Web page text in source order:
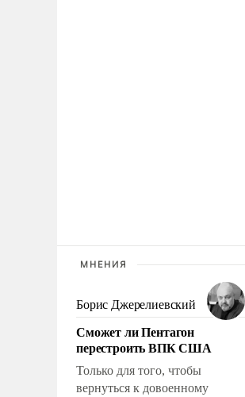
МНЕНИЯ
Борис Джерелиевский
Сможет ли Пентагон
перестроить ВПК США
Только для того, чтобы
вернуться к довоенному